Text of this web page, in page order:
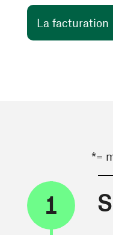
La facturation
*=
1